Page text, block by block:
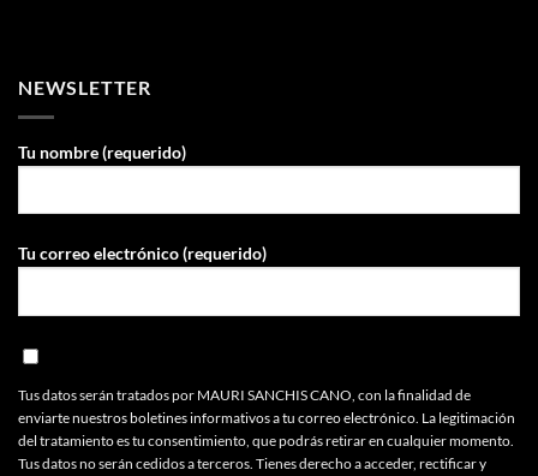
NEWSLETTER
Tu nombre (requerido)
Tu correo electrónico (requerido)
Tus datos serán tratados por MAURI SANCHIS CANO, con la finalidad de
enviarte nuestros boletines informativos a tu correo electrónico. La legitimación
del tratamiento es tu consentimiento, que podrás retirar en cualquier momento.
Tus datos no serán cedidos a terceros. Tienes derecho a acceder, rectificar y